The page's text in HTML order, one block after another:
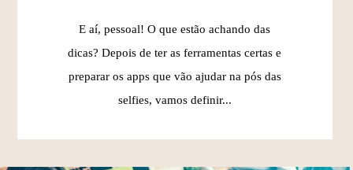
E aí, pessoal! O que estão achando das
dicas? Depois de ter as ferramentas certas e
preparar os apps que vão ajudar na pós das
selfies, vamos definir...